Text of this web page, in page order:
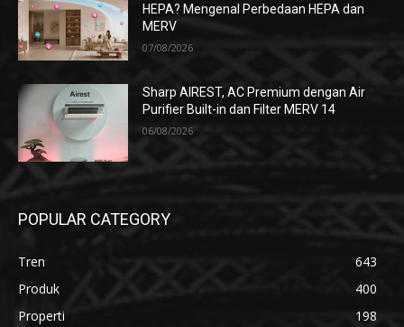
HEPA? Mengenal Perbedaan HEPA dan
MERV
07/08/2026
Sharp AIREST, AC Premium dengan Air
Purifier Built-in dan Filter MERV 14
06/08/2026
POPULAR CATEGORY
Tren
643
Produk
400
Properti
198